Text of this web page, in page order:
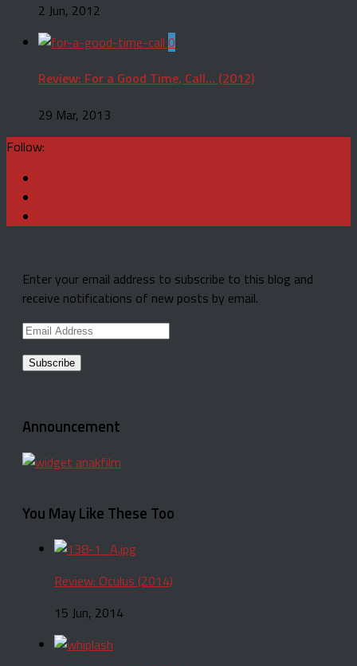
2 Jun, 2012
0
Review: For a Good Time, Call… (2012)
29 Mar, 2013
Follow:
Enter your email address to subscribe to this blog and
receive notifications of new posts by email.
Email
Announcement
You May Like These Too
Review: Oculus (2014)
15 Jun, 2014